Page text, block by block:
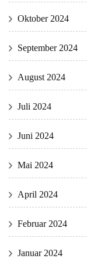
Oktober 2024
September 2024
August 2024
Juli 2024
Juni 2024
Mai 2024
April 2024
Februar 2024
Januar 2024